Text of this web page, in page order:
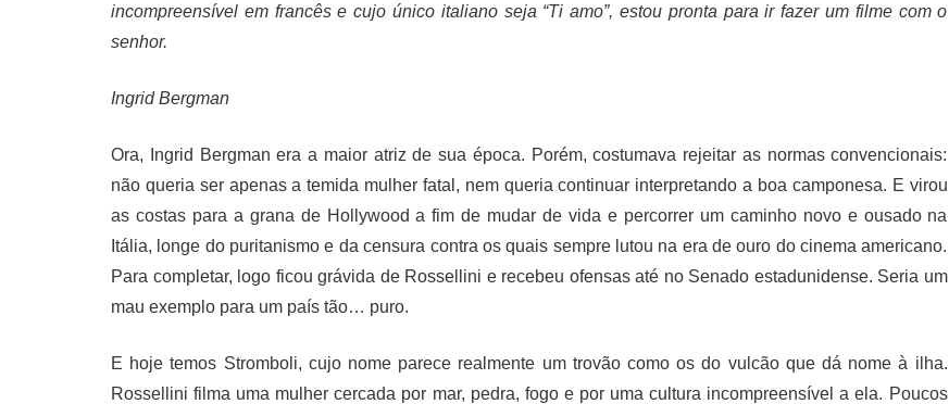
incompreensível em francês e cujo único italiano seja “Ti amo”, estou pronta para ir fazer um filme com o
senhor.
Ingrid Bergman
Ora, Ingrid Bergman era a maior atriz de sua época. Porém, costumava rejeitar as normas convencionais:
não queria ser apenas a temida mulher fatal, nem queria continuar interpretando a boa camponesa. E virou
as costas para a grana de Hollywood a fim de mudar de vida e percorrer um caminho novo e ousado na
Itália, longe do puritanismo e da censura contra os quais sempre lutou na era de ouro do cinema americano.
Para completar, logo ficou grávida de Rossellini e recebeu ofensas até no Senado estadunidense. Seria um
mau exemplo para um país tão… puro.
E hoje temos Stromboli, cujo nome parece realmente um trovão como os do vulcão que dá nome à ilha.
Rossellini filma uma mulher cercada por mar, pedra, fogo e por uma cultura incompreensível a ela. Poucos